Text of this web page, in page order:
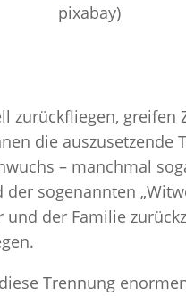
pixabay)
zurückfliegen, greifen
die auszusetzende
– manchmal
sogenannten
der Familie
Trennung